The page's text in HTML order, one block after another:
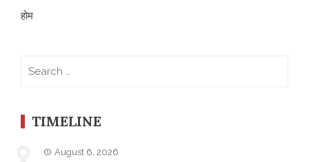
होम
TIMELINE
August 6, 2026